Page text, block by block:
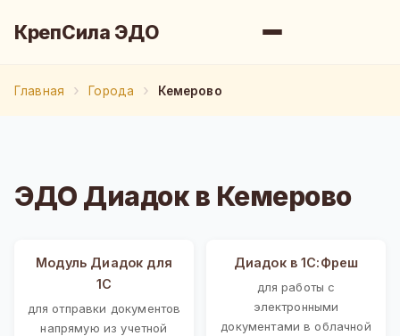
КрепСила ЭДО
Главная Города Кемерово
ЭДО Диадок в Кемерово
Модуль Диадок для
1С
для отправки документов
напрямую из учетной
Диадок в 1С:Фреш
для работы с
электронными
документами в облачной